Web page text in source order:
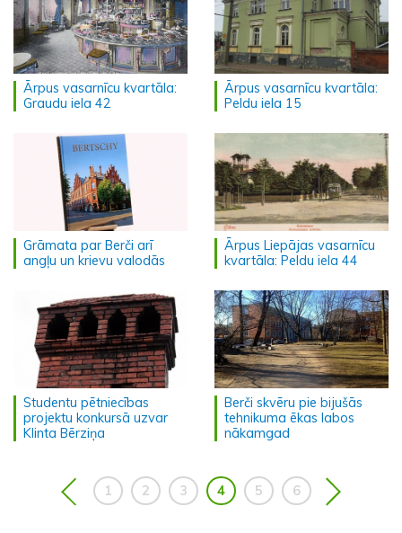
Ārpus vasarnīcu kvartāla:
Graudu iela 42
Ārpus vasarnīcu kvartāla:
Peldu iela 15
Grāmata par Berči arī
angļu un krievu valodās
Ārpus Liepājas vasarnīcu
kvartāla: Peldu iela 44
Studentu pētniecības
projektu konkursā uzvar
Klinta Bērziņa
Berči skvēru pie bijušās
tehnikuma ēkas labos
nākamgad
1 2 3 4 5 6